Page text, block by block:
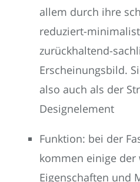
allem durch ihre
reduziert-
zurückhaltend-
Erscheinungsbild.
also auch als der
Designelement
Funktion: bei der
kommen einige der
Eigenschaften und